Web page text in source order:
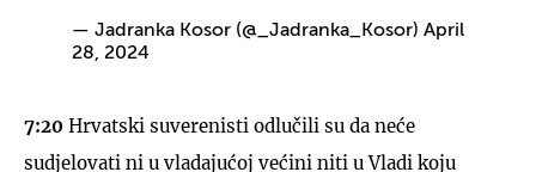
— Jadranka Kosor (@_Jadranka_Kosor) April
28, 2024
7:20 Hrvatski suverenisti odlučili su da neće
sudjelovati ni u vladajućoj većini niti u Vladi koju